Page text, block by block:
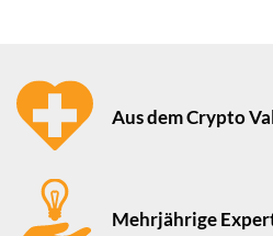
Aus dem Crypto
Mehrjährige